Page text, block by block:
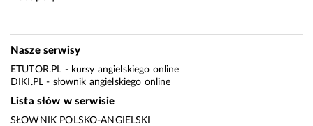
Nasze serwisy
ETUTOR.PL - kursy angielskiego online
DIKI.PL - słownik angielskiego online
Lista słów w serwisie
SŁOWNIK POLSKO-ANGIELSKI